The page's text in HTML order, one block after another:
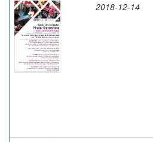
2018-12-14